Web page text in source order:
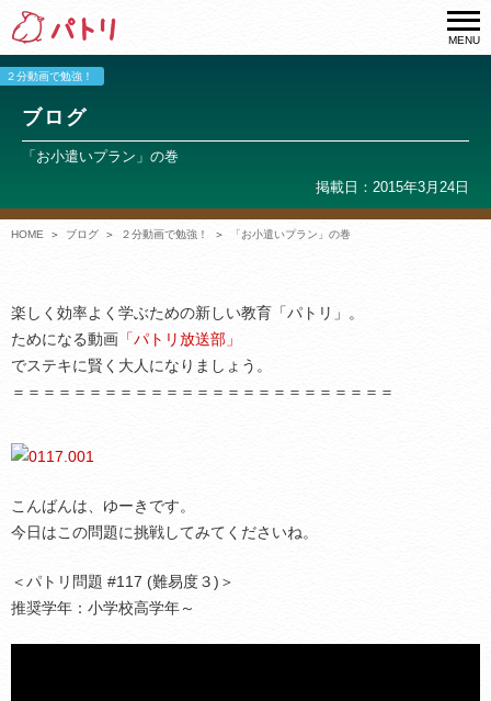
MENU
２分動画で勉強！
ブログ
「お小遣いプラン」の巻
掲載日：2015年3月24日
HOME ブログ ２分動画で勉強！ 「お小遣いプラン」の巻
楽しく効率よく学ぶための新しい教育「パトリ」。
ためになる動画 「パトリ放送部」
でステキに賢く大人になりましょう。
＝＝＝＝＝＝＝＝＝＝＝＝＝＝＝＝＝＝＝＝＝＝＝＝＝
こんばんは、ゆーきです。
今日はこの問題に挑戦してみてくださいね。
＜パトリ問題 #117 (難易度３)＞
推奨学年：小学校高学年～